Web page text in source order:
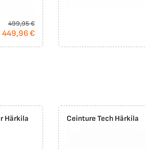
499,95 €
449,96 €
Härkila Ceinture Tech Härkila